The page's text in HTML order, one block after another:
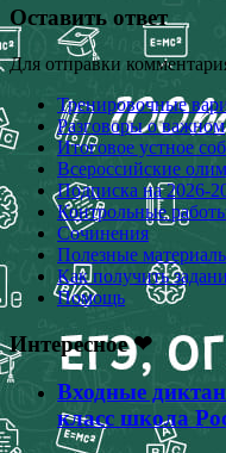
Оставить ответ
Для отправки
Тренировочные
Разговоры о важном
Итоговое устное
Всероссийские
Подписка на 2026-
Контрольные
Сочинения
Полезные
Как получить
Помощь
Интересное ❤
Входные
класс школа